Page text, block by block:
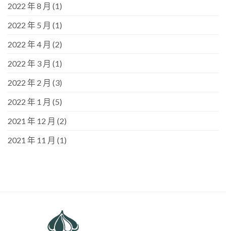
2022 年 8 月 (1)
2022 年 5 月 (1)
2022 年 4 月 (2)
2022 年 3 月 (1)
2022 年 2 月 (3)
2022 年 1 月 (5)
2021 年 12 月 (2)
2021 年 11 月 (1)